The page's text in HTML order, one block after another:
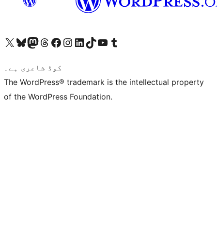
Visit our X (formerly Twitter) account
ہمارے بلیواسکائی اکاؤنٹ پر جائیں
Visit our Mastodon account
ہمارے ٹھریڈز اکاؤنٹ پر جائیں
Visit our Facebook page
Visit our Instagram account
Visit our LinkedIn account
ہمارے ٹک ٹاک اکاؤنٹ پر جائیں
Visit our YouTube channel
ہمارے ٹمبلر اکاؤنٹ پر جائیں
کوڈ شاعری ہے۔
The WordPress® trademark is the intellectual property
of the WordPress Foundation.